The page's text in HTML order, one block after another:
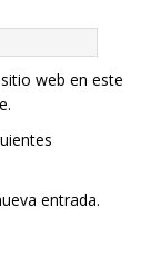
web en este
entrada.